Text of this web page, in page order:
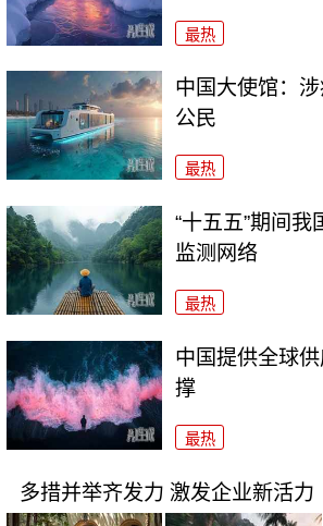
最热
中国大使馆：
公民
最热
“十五五”期间
监测网络
最热
中国提供全球供
撑
最热
多措并举齐发力 激发企业新活力